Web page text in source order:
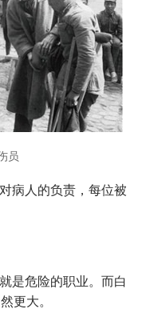
员
病人的负责，每位被
是危险的职业。而白
更大。